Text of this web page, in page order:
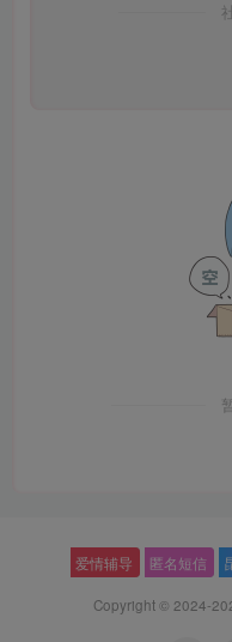
爱情辅导 匿名短信
Copyright © 2024-